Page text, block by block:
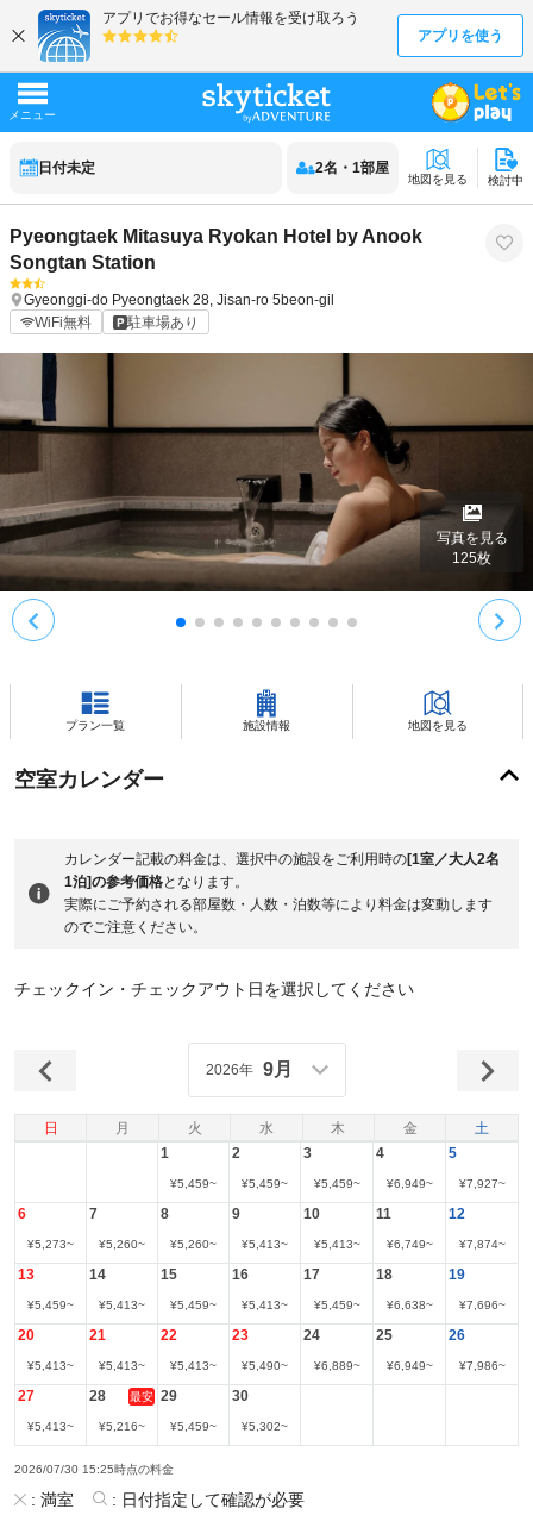
日付未定 2名 ・ 1部屋
地図を見る 検討中
Pyeongtaek Mitasuya Ryokan Hotel by Anook
Songtan Station
Gyeonggi-do Pyeongtaek 28, Jisan-ro 5beon-gil
WiFi無料
駐車場あり
写真を見る
125枚
プラン一覧 施設情報 地図を見る
空室カレンダー
カレンダー記載の料金は、選択中の施設をご利用時の[1室／大人2名
1泊]の参考価格となります。
実際にご予約される部屋数・人数・泊数等により料金は変動します
のでご注意ください。
チェックイン・チェックアウト日を選択してください
日 月 火 水 木 金 土
2026年 9月
1
¥5,459~
2
¥5,459~
3
¥5,459~
4
¥6,949~
5
¥7,927~
6
¥5,273~
7
¥5,260~
8
¥5,260~
9
¥5,413~
10
¥5,413~
11
¥6,749~
12
¥7,874~
13
¥5,459~
14
¥5,413~
15
¥5,459~
16
¥5,413~
17
¥5,459~
18
¥6,638~
19
¥7,696~
20
¥5,413~
21
¥5,413~
22
¥5,413~
23
¥5,490~
24
¥6,889~
25
¥6,949~
26
¥7,986~
27
¥5,413~
28 最安
¥5,216~
29
¥5,459~
30
¥5,302~
2026/07/30 15:25時点の料金
: 満室 : 日付指定して確認が必要